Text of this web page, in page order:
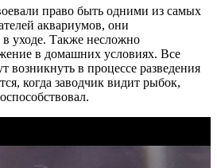
право быть одними из самых
аквариумов, они
уходе. Также несложно
в домашних условиях. Все
возникнуть в процессе разведения
когда заводчик видит рыбок,